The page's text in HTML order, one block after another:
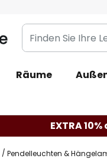
Finden
Sie
Leuchte...
Räume
EXTRA
Pendelleuchten &